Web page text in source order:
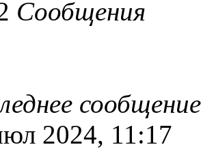
Сообщения
сообщение
2024, 11:17